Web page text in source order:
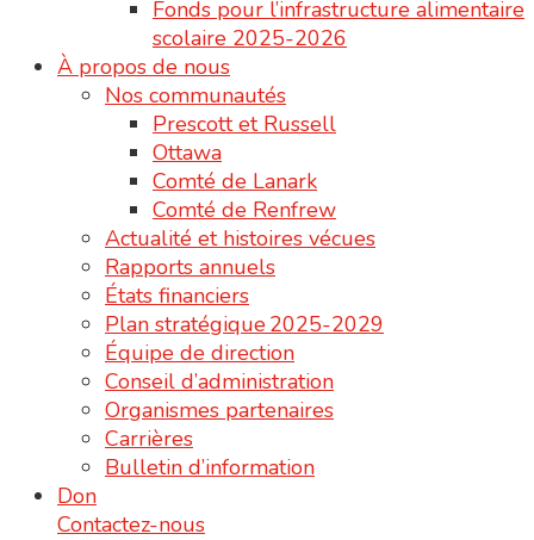
Fonds pour l’infrastructure alimentaire
scolaire 2025-2026
À propos de nous
Nos communautés
Prescott et Russell
Ottawa
Comté de Lanark
Comté de Renfrew
Actualité et histoires vécues
Rapports annuels
États financiers
Plan stratégique 2025-2029
Équipe de direction
Conseil d’administration
Organismes partenaires
Carrières
Bulletin d’information
Don
Contactez-nous